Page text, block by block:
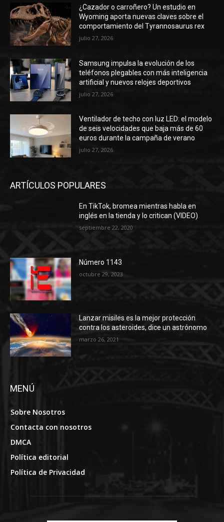
¿Cazador o carroñero? Un estudio en
Wyoming aporta nuevas claves sobre el
comportamiento del Tyrannosaurus rex
julio 27, 2026
Samsung impulsa la evolución de los
teléfonos plegables con más inteligencia
artificial y nuevos relojes deportivos
julio 27, 2026
Ventilador de techo con luz LED: el modelo
de seis velocidades que baja más de 60
euros durante la campaña de verano
julio 27, 2026
ARTÍCULOS POPULARES
En TikTok, bromea mientras habla en
inglés en la tienda y lo critican (VIDEO)
septiembre 22, 2020
Número 1143
octubre 29, 2023
Lanzar misiles es la mejor protección
contra los asteroides, dice un astrónomo
marzo 26, 2021
MENÚ
Sobre Nosotros
Contacta con nosotros
DMCA
Política editorial
Política de Privacidad